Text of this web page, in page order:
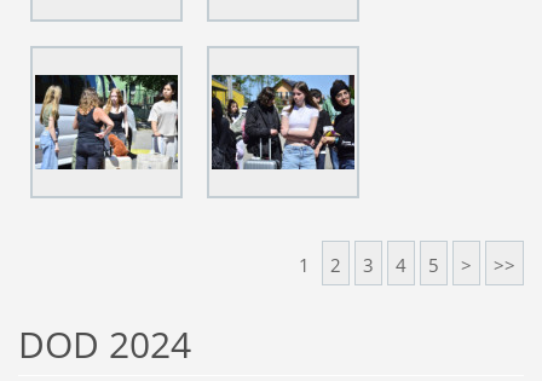
1 2 3 4 5 > >>
DOD 2024